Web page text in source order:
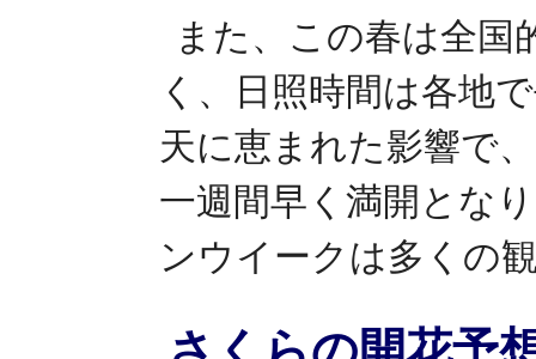
また、この春は全国
く、日照時間は各地
天に恵まれた影響で
一週間早く満開とな
ンウイークは多くの